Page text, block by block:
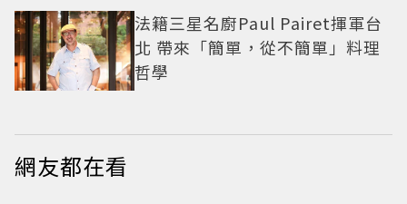
法籍三星名廚Paul Pairet揮軍台
北 帶來「簡單，從不簡單」料理
哲學
網友都在看